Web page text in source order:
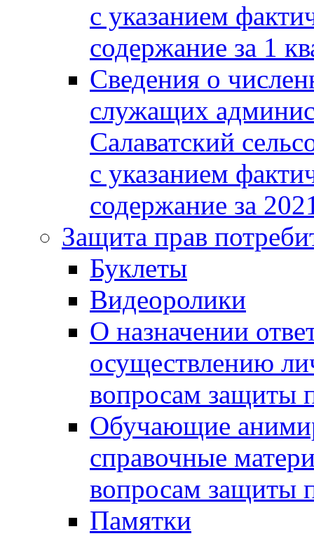
с указанием
содержание за 1
Сведения о
служащих
Салаватский
с указанием
содержание за
Защита прав
Буклеты
Видеоролики
О назначении
осуществлению
вопросам защиты
Обучающие
справочные
вопросам защиты
Памятки